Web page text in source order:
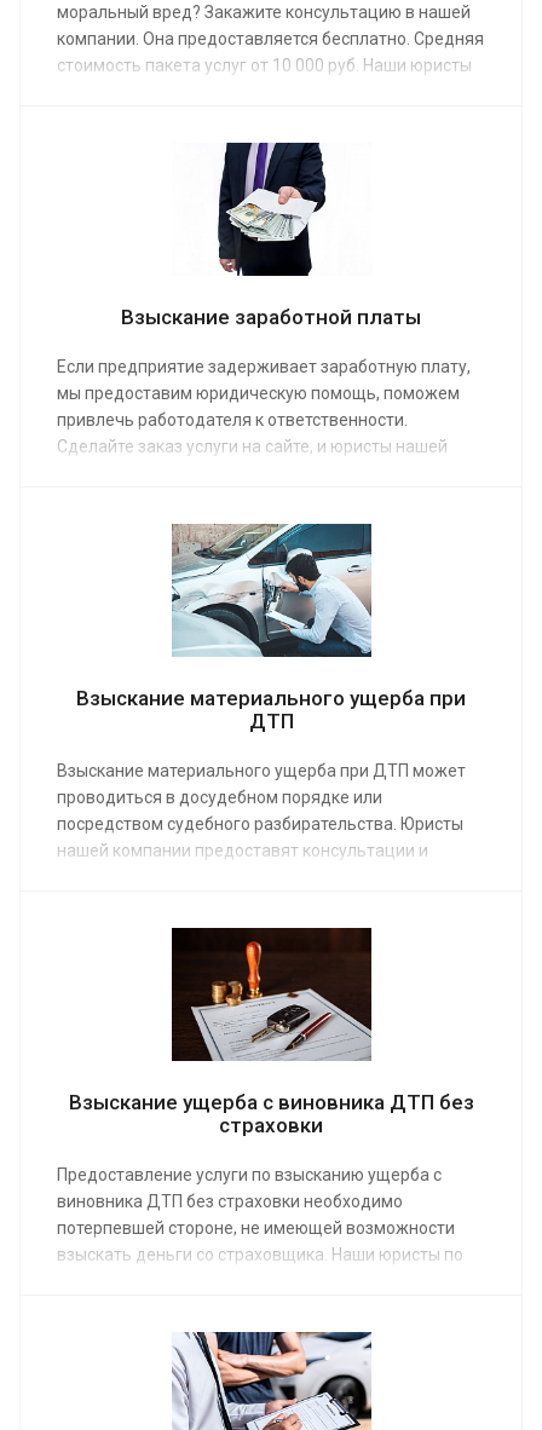
моральный вред? Закажите консультацию в нашей
компании. Она предоставляется бесплатно. Средняя
стоимость пакета услуг от 10 000 руб. Наши юристы
в суде на вашей стороне, обеспечив защиту
законных интересов и прав доверителя.
Взыскание заработной платы
Если предприятие задерживает заработную плату,
мы предоставим юридическую помощь, поможем
привлечь работодателя к ответственности.
Сделайте заказ услуги на сайте, и юристы нашей
через суд, переговорим с работодателем, найдем
основания для подачи иска в суд по средней
стоимости от 10 000 руб.
Взыскание материального ущерба при
ДТП
Взыскание материального ущерба при ДТП может
проводиться в досудебном порядке или
посредством судебного разбирательства. Юристы
нашей компании предоставят консультации и
добьемся выплат от страховой или от виновника
транспортного происшествия.
Взыскание ущерба с виновника ДТП без
страховки
Предоставление услуги по взысканию ущерба с
виновника ДТП без страховки необходимо
потерпевшей стороне, не имеющей возможности
взыскать деньги со страховщика. Наши юристы по
пострадавший в аварии сможет юридически верно
защитить свои права и покрыть убытки.